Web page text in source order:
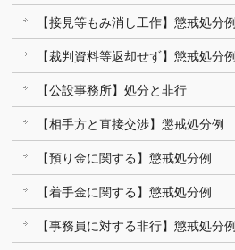
【接見等もみ消し工作】懲戒処分例
【裁判資料等返却せず】懲戒処分例
【公設事務所】処分と非行
【相手方と直接交渉】懲戒処分例
【預り金に関する】懲戒処分例
【着手金に関する】懲戒処分例
【事務員に対する非行】懲戒処分例